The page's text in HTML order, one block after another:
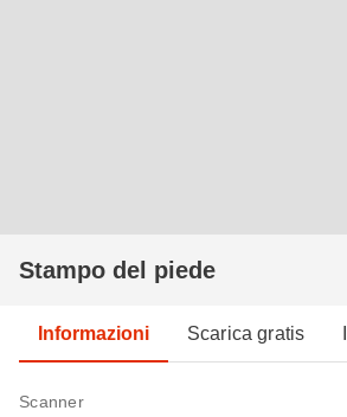
Stampo del piede
Informazioni Scarica gratis
Scanner